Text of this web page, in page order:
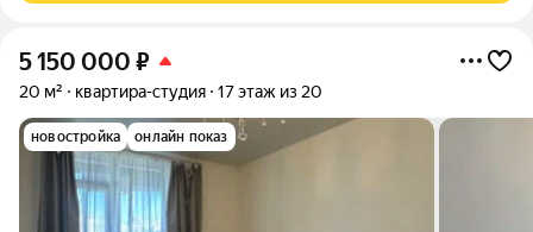
5 150 000 ₽
20 м² квартира-студия 17 этаж из 20
новостройка онлайн показ